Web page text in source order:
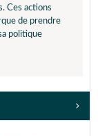
Ces actions
de prendre
politique